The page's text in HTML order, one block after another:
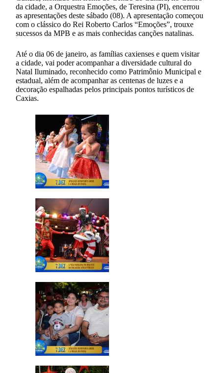
da cidade, a Orquestra Emoções, de Teresina (PI), encerrou
as apresentações deste sábado (08). A apresentação começou
com o clássico do Rei Roberto Carlos “Emoções”, trouxe
sucessos da MPB e as mais conhecidas canções natalinas.
Até o dia 06 de janeiro, as famílias caxienses e quem visitar
a cidade, vai poder acompanhar a diversidade cultural do
Natal Iluminado, reconhecido como Patrimônio Municipal e
estadual, além de acompanhar as centenas de luzes e a
decoração espalhadas pelos principais pontos turísticos de
Caxias.